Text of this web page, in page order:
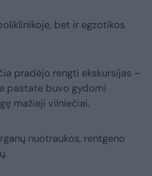
bet ir egzotikos
pradėjo rengti ekskursijas –
pastate buvo gydomi
mažieji vilniečiai.
nuotraukos, rentgeno